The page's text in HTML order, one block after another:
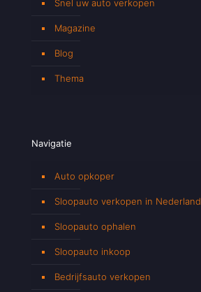
Snel uw auto verkopen
Magazine
Blog
Thema
Navigatie
Auto opkoper
Sloopauto verkopen in Nederland
Sloopauto ophalen
Sloopauto inkoop
Bedrijfsauto verkopen